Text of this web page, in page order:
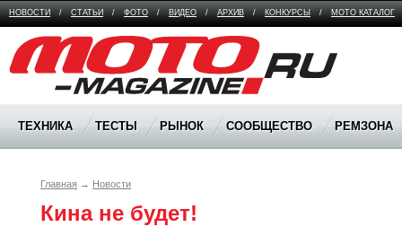
НОВОСТИ / СТАТЬИ / ФОТО / ВИДЕО / АРХИВ / КОНКУРСЫ / МОТО КАТАЛОГ
Moto Magazine
ТЕХНИКА ТЕСТЫ РЫНОК СООБЩЕСТВО РЕМЗОНА
Главная → Новости
Кина не будет!